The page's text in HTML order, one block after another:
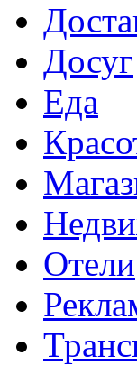
Досуг
Еда
Отели